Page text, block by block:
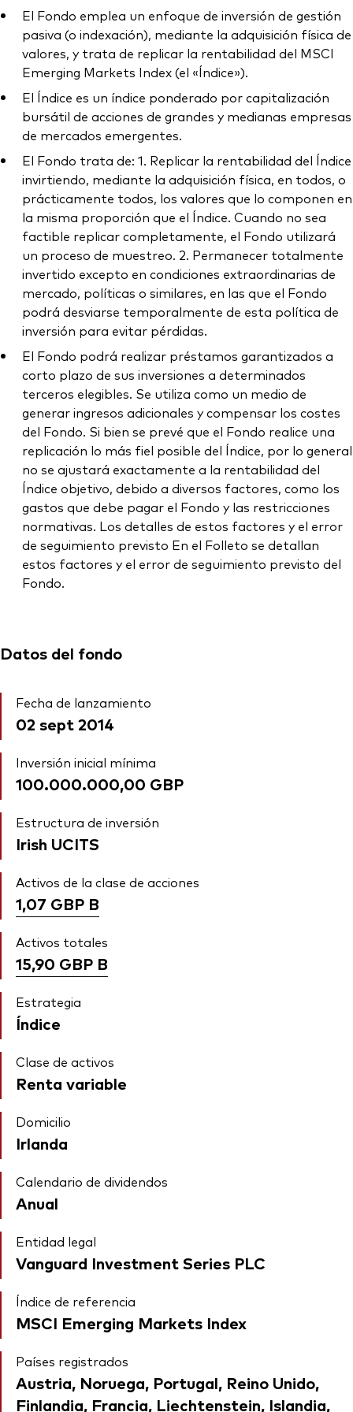
El Fondo emplea un enfoque de inversión de gestión
pasiva (o indexación), mediante la adquisición física de
valores, y trata de replicar la rentabilidad del MSCI
Emerging Markets Index (el «Índice»).
El Índice es un índice ponderado por capitalización
bursátil de acciones de grandes y medianas empresas
de mercados emergentes.
El Fondo trata de: 1. Replicar la rentabilidad del Índice
invirtiendo, mediante la adquisición física, en todos, o
prácticamente todos, los valores que lo componen en
la misma proporción que el Índice. Cuando no sea
factible replicar completamente, el Fondo utilizará
un proceso de muestreo. 2. Permanecer totalmente
invertido excepto en condiciones extraordinarias de
mercado, políticas o similares, en las que el Fondo
podrá desviarse temporalmente de esta política de
inversión para evitar pérdidas.
El Fondo podrá realizar préstamos garantizados a
corto plazo de sus inversiones a determinados
terceros elegibles. Se utiliza como un medio de
generar ingresos adicionales y compensar los costes
del Fondo. Si bien se prevé que el Fondo realice una
replicación lo más fiel posible del Índice, por lo general
no se ajustará exactamente a la rentabilidad del
Índice objetivo, debido a diversos factores, como los
gastos que debe pagar el Fondo y las restricciones
normativas. Los detalles de estos factores y el error
de seguimiento previsto En el Folleto se detallan
estos factores y el error de seguimiento previsto del
Fondo.
Datos del fondo
Fecha de lanzamiento
02 sept 2014
Inversión inicial mínima
100.000.000,00 GBP
Estructura de inversión
Irish UCITS
Activos de la clase de acciones
1,07 GBP B
Activos totales
15,90 GBP B
Estrategia
Índice
Clase de activos
Renta variable
Domicilio
Irlanda
Calendario de dividendos
Anual
Entidad legal
Vanguard Investment Series PLC
Índice de referencia
MSCI Emerging Markets Index
Países registrados
Austria, Noruega, Portugal, Reino Unido,
Finlandia, Francia, Liechtenstein, Islandia,